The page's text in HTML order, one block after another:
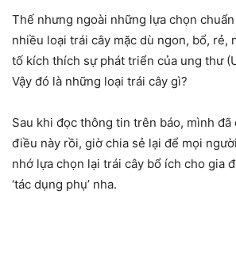
Thế nhưng ngoài những lựa chọn
nhiều loại trái cây mặc dù ngon, bổ, rẻ,
tố kích thích sự phát triển của ung thư
Vậy đó là những loại trái cây gì?
Sau khi đọc thông tin trên báo, mình đã
điều này rồi, giờ chia sẻ lại để mọi
nhớ lựa chọn lại trái cây bổ ích cho gia
‘tác dụng phụ’ nha.